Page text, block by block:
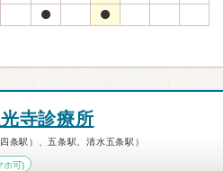
寺診療所
条駅）、五条駅、清水五条駅）
ホ可)